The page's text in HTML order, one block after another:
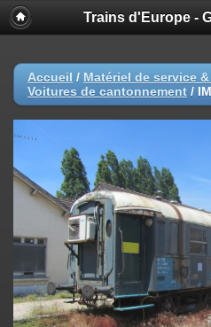
Trains d'Europe -
Accueil / Matériel de service
Voitures de cantonnement /